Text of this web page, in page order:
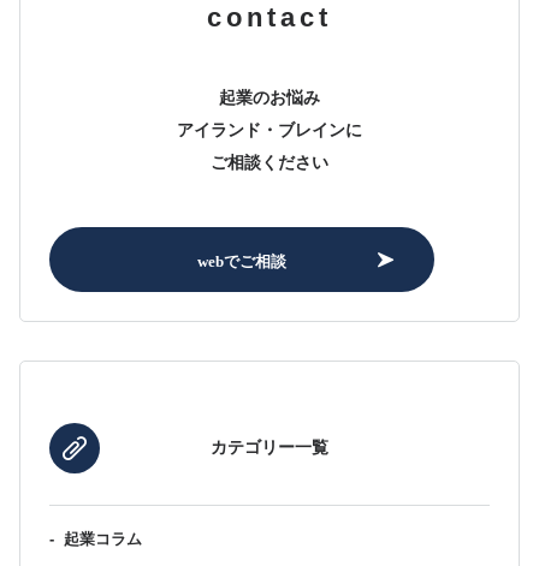
contact
起業のお悩み
アイランド・ブレインに
ご相談ください
webでご相談
カテゴリー一覧
- 起業コラム